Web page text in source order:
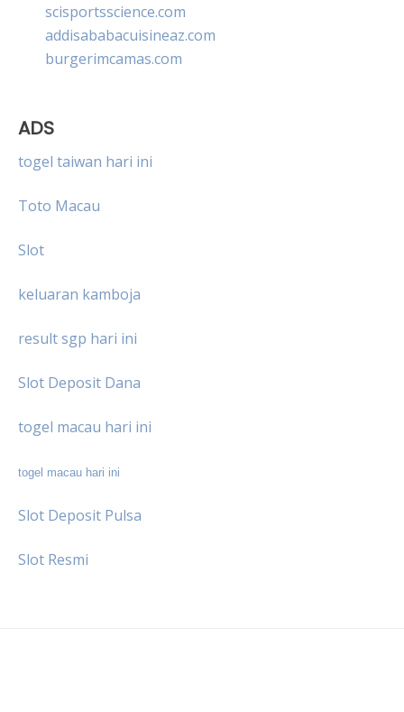
scisportsscience.com
addisababacuisineaz.com
burgerimcamas.com
ADS
togel taiwan hari ini
Toto Macau
Slot
keluaran kamboja
result sgp hari ini
Slot Deposit Dana
togel macau hari ini
togel macau hari ini
Slot Deposit Pulsa
Slot Resmi